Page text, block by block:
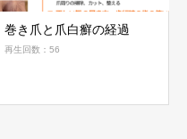
巻き爪と爪白癬の経過
再生回数：56